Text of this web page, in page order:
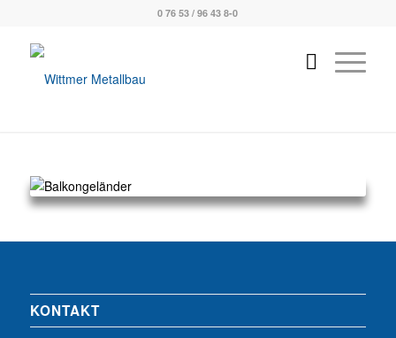
0 76 53 / 96 43 8-0
KONTAKT